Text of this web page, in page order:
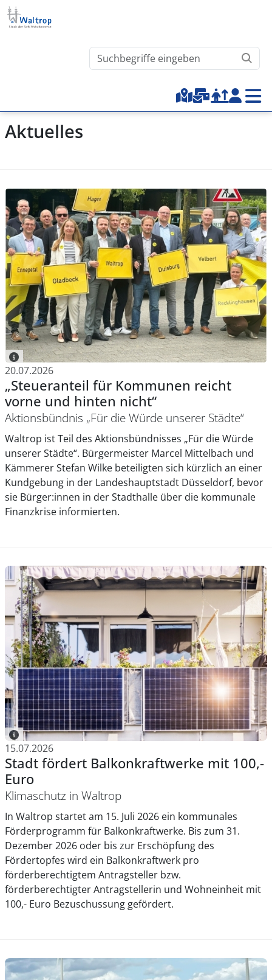
Direkt zum Inhalt
Waltrop.de durchsuchen
Top-Menu
Aktuelles
20.07.2026
„Steueranteil für Kommunen reicht
vorne und hinten nicht“
Aktionsbündnis „Für die Würde unserer Städte“
Waltrop ist Teil des Aktionsbündnisses „Für die Würde
unserer Städte“. Bürgermeister Marcel Mittelbach und
Kämmerer Stefan Wilke beteiligten sich kürzlich an einer
Kundgebung in der Landeshauptstadt Düsseldorf, bevor
sie Bürger:innen in der Stadthalle über die kommunale
Finanzkrise informierten.
15.07.2026
Stadt fördert Balkonkraftwerke mit 100,-
Euro
Klimaschutz in Waltrop
In Waltrop startet am 15. Juli 2026 ein kommunales
Förderprogramm für Balkonkraftwerke. Bis zum 31.
Dezember 2026 oder bis zur Erschöpfung des
Fördertopfes wird ein Balkonkraftwerk pro
förderberechtigtem Antragsteller bzw.
förderberechtigter Antragstellerin und Wohneinheit mit
100,- Euro Bezuschussung gefördert.